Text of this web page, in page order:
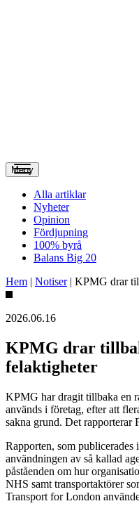
Meny
Alla artiklar
Nyheter
Opinion
Fördjupning
100% byrå
Balans Big 20
Hem | Notiser| KPMG drar
2026.06.16
KPMG drar
felaktigheter
KPMG har dragit tillbaka en
används i företag, efter att
sakna grund. Det rapporterar
Rapporten, som publicerades
användningen av så kallad
påståenden om hur
NHS samt transportaktörer
Transport for London